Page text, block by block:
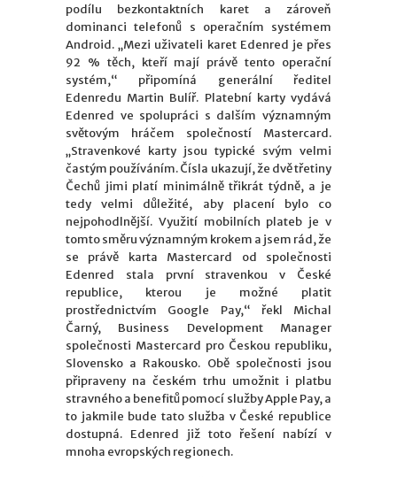
podílu bezkontaktních karet a zároveň
dominanci telefonů s operačním systémem
Android. „Mezi uživateli karet Edenred je přes
92 % těch, kteří mají právě tento operační
systém,“ připomíná generální ředitel
Edenredu Martin Bulíř. Platební karty vydává
Edenred ve spolupráci s dalším významným
světovým hráčem společností Mastercard.
„Stravenkové karty jsou typické svým velmi
častým používáním. Čísla ukazují, že dvě třetiny
Čechů jimi platí minimálně třikrát týdně, a je
tedy velmi důležité, aby placení bylo co
nejpohodlnější. Využití mobilních plateb je v
tomto směru významným krokem a jsem rád, že
se právě karta Mastercard od společnosti
Edenred stala první stravenkou v České
republice, kterou je možné platit
prostřednictvím Google Pay,“ řekl Michal
Čarný, Business Development Manager
společnosti Mastercard pro Českou republiku,
Slovensko a Rakousko. Obě společnosti jsou
připraveny na českém trhu umožnit i platbu
stravného a benefitů pomocí služby Apple Pay, a
to jakmile bude tato služba v České republice
dostupná. Edenred již toto řešení nabízí v
mnoha evropských regionech.